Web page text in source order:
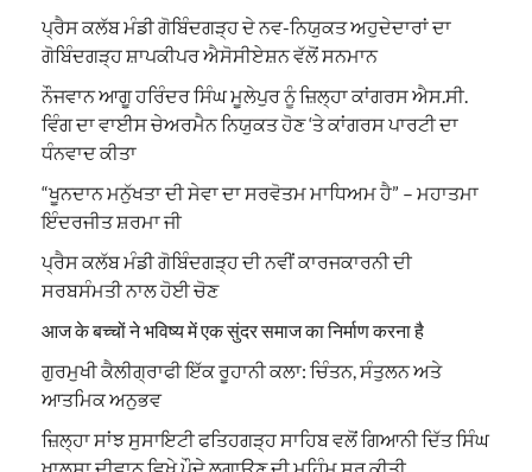
ਪ੍ਰੈਸ ਕਲੱਬ ਮੰਡੀ ਗੋਬਿੰਦਗੜ੍ਹ ਦੇ ਨਵ-ਨਿਯੁਕਤ ਅਹੁਦੇਦਾਰਾਂ ਦਾ
ਗੋਬਿੰਦਗੜ੍ਹ ਸ਼ਾਪਕੀਪਰ ਐਸੋਸੀਏਸ਼ਨ ਵੱਲੋਂ ਸਨਮਾਨ
ਨੌਜਵਾਨ ਆਗੂ ਹਰਿੰਦਰ ਸਿੰਘ ਮੂਲੇਪੁਰ ਨੂੰ ਜ਼ਿਲ੍ਹਾ ਕਾਂਗਰਸ ਐਸ.ਸੀ.
ਵਿੰਗ ਦਾ ਵਾਈਸ ਚੇਅਰਮੈਨ ਨਿਯੁਕਤ ਹੋਣ ‘ਤੇ ਕਾਂਗਰਸ ਪਾਰਟੀ ਦਾ
ਧੰਨਵਾਦ ਕੀਤਾ
“ਖੂਨਦਾਨ ਮਨੁੱਖਤਾ ਦੀ ਸੇਵਾ ਦਾ ਸਰਵੋਤਮ ਮਾਧਿਅਮ ਹੈ” – ਮਹਾਤਮਾ
ਇੰਦਰਜੀਤ ਸ਼ਰਮਾ ਜੀ
ਪ੍ਰੈਸ ਕਲੱਬ ਮੰਡੀ ਗੋਬਿੰਦਗੜ੍ਹ ਦੀ ਨਵੀਂ ਕਾਰਜਕਾਰਨੀ ਦੀ
ਸਰਬਸੰਮਤੀ ਨਾਲ ਹੋਈ ਚੋਣ
आज के बच्चों ने भविष्य में एक सुंदर समाज का निर्माण करना है
ਗੁਰਮੁਖੀ ਕੈਲੀਗ੍ਰਾਫੀ ਇੱਕ ਰੂਹਾਨੀ ਕਲਾ: ਚਿੰਤਨ, ਸੰਤੁਲਨ ਅਤੇ
ਆਤਮਿਕ ਅਨੁਭਵ
ਜ਼ਿਲ੍ਹਾ ਸਾਂਝ ਸੁਸਾਇਟੀ ਫਤਿਹਗੜ੍ਹ ਸਾਹਿਬ ਵਲੋਂ ਗਿਆਨੀ ਦਿੱਤ ਸਿੰਘ
ਖਾਲਸਾ ਦੀਵਾਨ ਵਿਖੇ ਪੌਦੇ ਲਗਾਉਣ ਦੀ ਮੁਹਿੰਮ ਸ਼ੁਰੂ ਕੀਤੀ